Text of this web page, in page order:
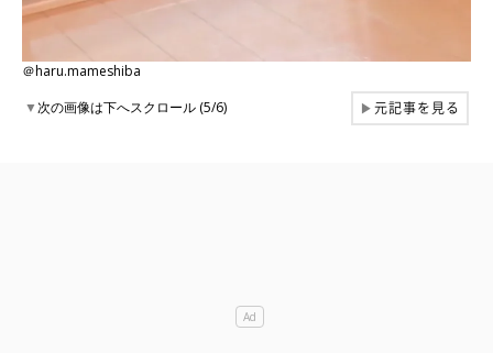
＠haru.mameshiba
▼次の画像は下へスクロール (5/6) ▶元記事を見る